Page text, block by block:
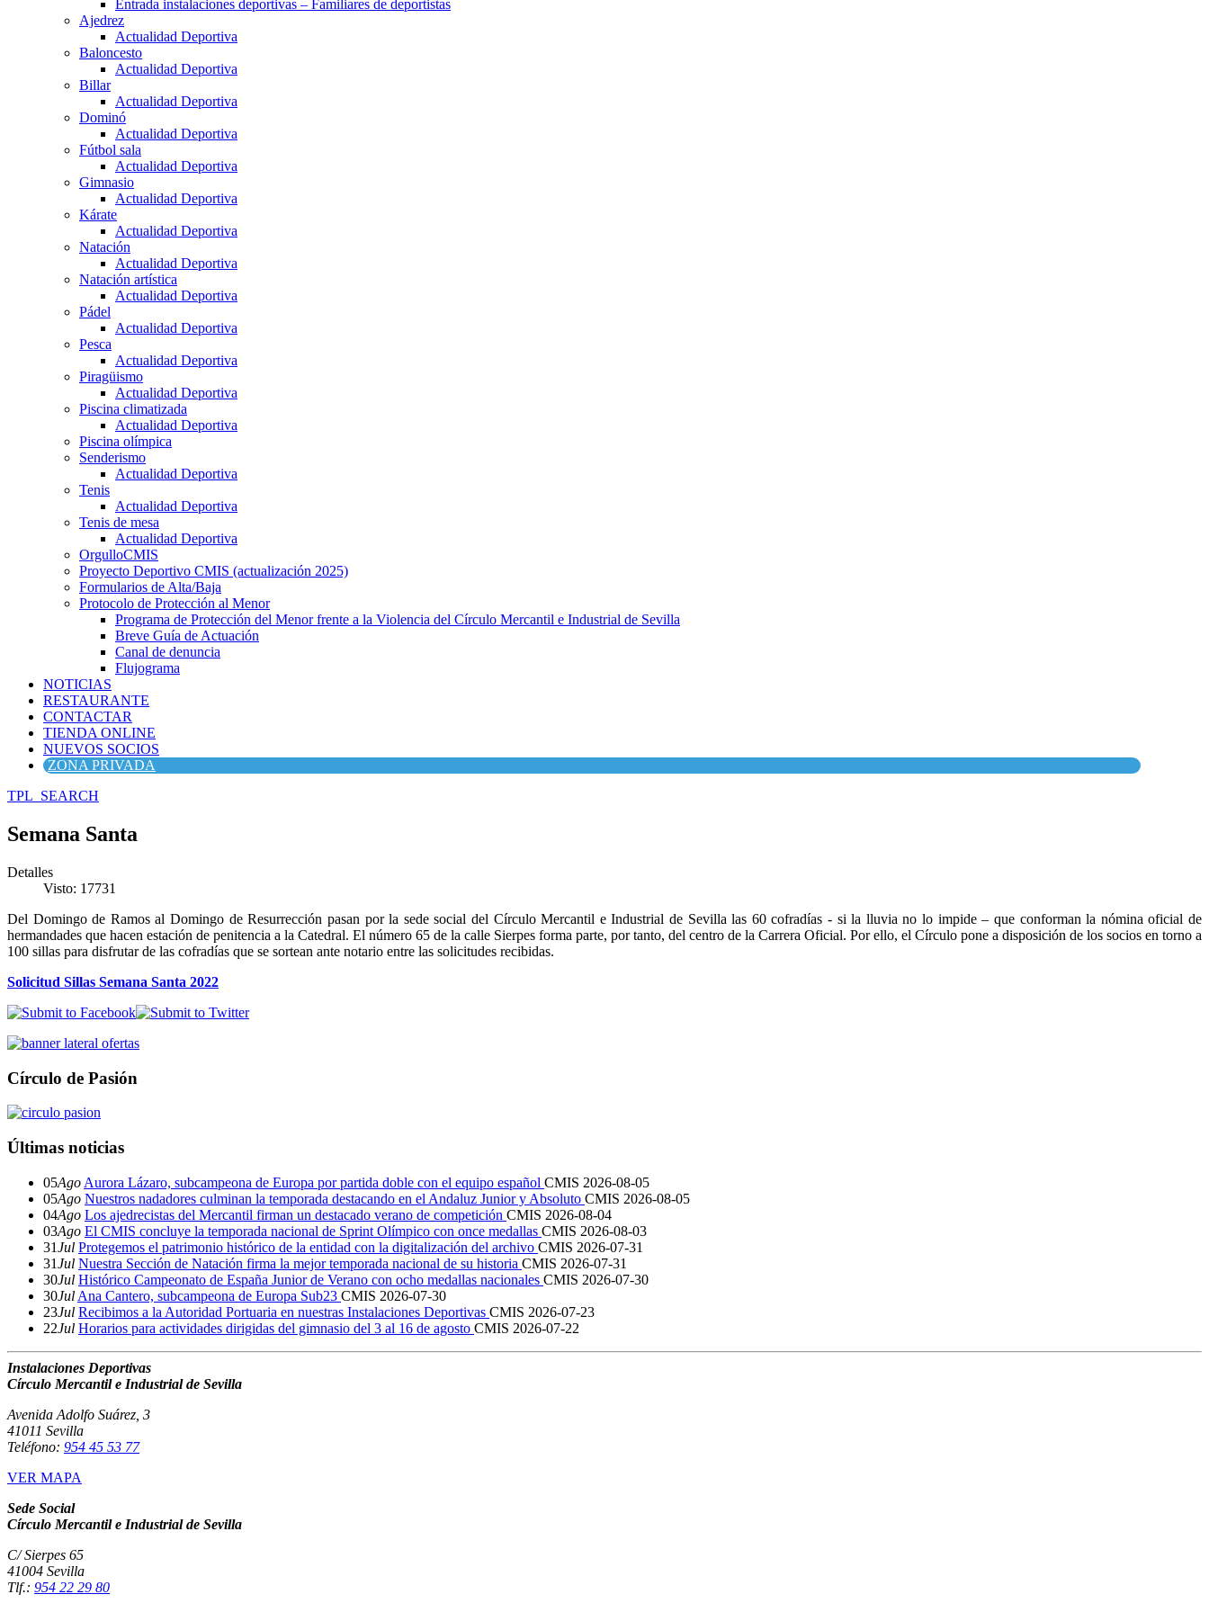
Entrada instalaciones deportivas – Familiares de deportistas
Ajedrez
Actualidad Deportiva
Baloncesto
Actualidad Deportiva
Billar
Actualidad Deportiva
Dominó
Actualidad Deportiva
Fútbol sala
Actualidad Deportiva
Gimnasio
Actualidad Deportiva
Kárate
Actualidad Deportiva
Natación
Actualidad Deportiva
Natación artística
Actualidad Deportiva
Pádel
Actualidad Deportiva
Pesca
Actualidad Deportiva
Piragüismo
Actualidad Deportiva
Piscina climatizada
Actualidad Deportiva
Piscina olímpica
Senderismo
Actualidad Deportiva
Tenis
Actualidad Deportiva
Tenis de mesa
Actualidad Deportiva
OrgulloCMIS
Proyecto Deportivo CMIS (actualización 2025)
Formularios de Alta/Baja
Protocolo de Protección al Menor
Programa de Protección del Menor frente a la Violencia del Círculo Mercantil e Industrial de Sevilla
Breve Guía de Actuación
Canal de denuncia
Flujograma
NOTICIAS
RESTAURANTE
CONTACTAR
TIENDA ONLINE
NUEVOS SOCIOS
ZONA PRIVADA
TPL_SEARCH
Semana Santa
Detalles
Visto: 17731
Del Domingo de Ramos al Domingo de Resurrección pasan por la sede social del Círculo Mercantil e Industrial de Sevilla las 60 cofradías - si la lluvia no lo impide – que conforman la nómina oficial de
hermandades que hacen estación de penitencia a la Catedral. El número 65 de la calle Sierpes forma parte, por tanto, del centro de la Carrera Oficial. Por ello, el Círculo pone a disposición de los socios en torno a
100 sillas para disfrutar de las cofradías que se sortean ante notario entre las solicitudes recibidas.
Solicitud Sillas Semana Santa 2022
Círculo de Pasión
Últimas noticias
05Ago Aurora Lázaro, subcampeona de Europa por partida doble con el equipo español CMIS 2026-08-05
05Ago Nuestros nadadores culminan la temporada destacando en el Andaluz Junior y Absoluto CMIS 2026-08-05
04Ago Los ajedrecistas del Mercantil firman un destacado verano de competición CMIS 2026-08-04
03Ago El CMIS concluye la temporada nacional de Sprint Olímpico con once medallas CMIS 2026-08-03
31Jul Protegemos el patrimonio histórico de la entidad con la digitalización del archivo CMIS 2026-07-31
31Jul Nuestra Sección de Natación firma la mejor temporada nacional de su historia CMIS 2026-07-31
30Jul Histórico Campeonato de España Junior de Verano con ocho medallas nacionales CMIS 2026-07-30
30Jul Ana Cantero, subcampeona de Europa Sub23 CMIS 2026-07-30
23Jul Recibimos a la Autoridad Portuaria en nuestras Instalaciones Deportivas CMIS 2026-07-23
22Jul Horarios para actividades dirigidas del gimnasio del 3 al 16 de agosto CMIS 2026-07-22
Instalaciones Deportivas
Círculo Mercantil e Industrial de Sevilla
Avenida Adolfo Suárez, 3
41011 Sevilla
Teléfono: 954 45 53 77
VER MAPA
Sede Social
Círculo Mercantil e Industrial de Sevilla
C/ Sierpes 65
41004 Sevilla
Tlf.: 954 22 29 80